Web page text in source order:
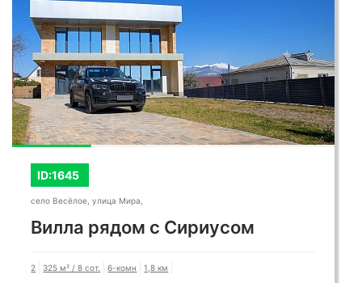
ID:1645
село Весёлое, улица Мира,
Вилла рядом с Сириусом
2 325 м² / 8 сот. 6-комн 1,8 км